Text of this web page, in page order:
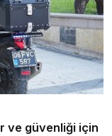
ve güvenliği için